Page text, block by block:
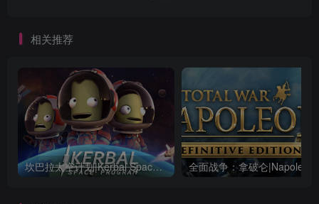
相关推荐
坎巴拉太空计划|Kerbal Space Program|1.12.5.3190|整合全DLC